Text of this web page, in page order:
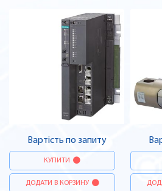
Вартість по запиту
КУПИТИ
ДОДАТИ В КОРЗИНУ